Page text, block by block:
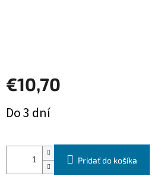
€10,70
cena:
Do 3 dní
Pridať do košíka